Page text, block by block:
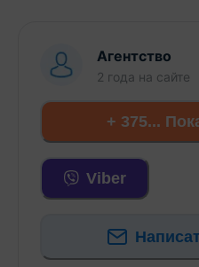
площадь квартиры
метра (жилая площадь
-Удобная планировка
комнаты, а окна,
гарантируют отличную
освещение в течение
кухня, площадью 9,8
розовых тонах,
позитива. Кухня
Агентство
2 года на сайте
+ 375...
Viber